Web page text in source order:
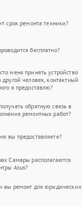
срок ремонта техники?
бесплатно?
меня принять устройство
другой человек, контактный
я предоставлю?
обратную связь в
ремонтных работ?
вы предоставляете?
Самары располагаются
Asus?
вы ремонт для юридических